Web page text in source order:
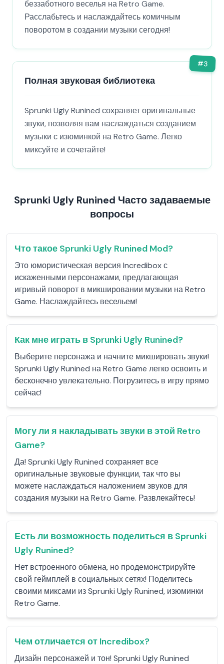
беззаботного веселья на Retro Game.
Расслабьтесь и наслаждайтесь комичным
поворотом в создании музыки сегодня!
#3
Полная звуковая библиотека
Sprunki Ugly Runined сохраняет оригинальные
звуки, позволяя вам наслаждаться созданием
музыки с изюминкой на Retro Game. Легко
миксуйте и сочетайте!
Sprunki Ugly Runined Часто задаваемые
вопросы
Что такое Sprunki Ugly Runined Mod?
Это юмористическая версия Incredibox с
искаженными персонажами, предлагающая
игривый поворот в микшировании музыки на Retro
Game. Наслаждайтесь весельем!
Как мне играть в Sprunki Ugly Runined?
Выберите персонажа и начните микшировать звуки!
Sprunki Ugly Runined на Retro Game легко освоить и
бесконечно увлекательно. Погрузитесь в игру прямо
сейчас!
Могу ли я накладывать звуки в этой Retro
Game?
Да! Sprunki Ugly Runined сохраняет все
оригинальные звуковые функции, так что вы
можете наслаждаться наложением звуков для
создания музыки на Retro Game. Развлекайтесь!
Есть ли возможность поделиться в Sprunki
Ugly Runined?
Нет встроенного обмена, но продемонстрируйте
свой геймплей в социальных сетях! Поделитесь
своими миксами из Sprunki Ugly Runined, изюминки
Retro Game.
Чем отличается от Incredibox?
Дизайн персонажей и тон! Sprunki Ugly Runined